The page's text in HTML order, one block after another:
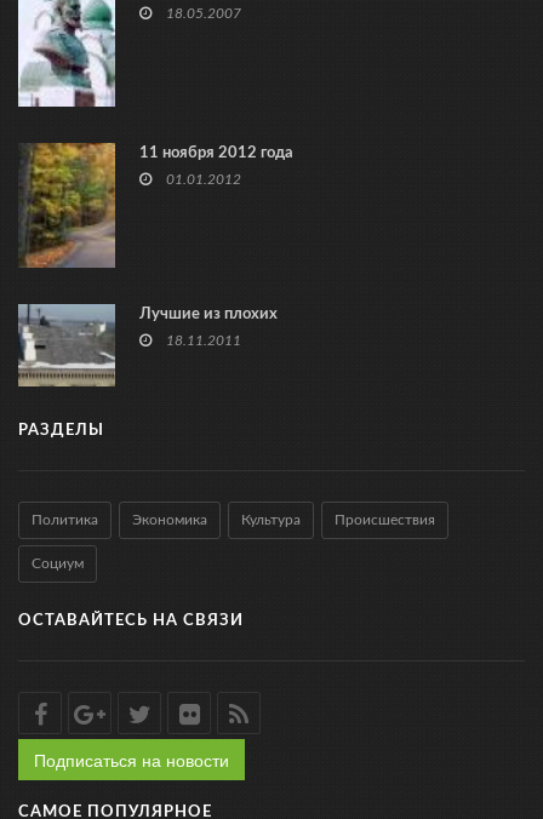
18.05.2007
11 ноября 2012 года
01.01.2012
Лучшие из плохих
18.11.2011
РАЗДЕЛЫ
Политика Экономика Культура Происшествия
Социум
ОСТАВАЙТЕСЬ НА СВЯЗИ
Подписаться на новости
САМОЕ ПОПУЛЯРНОЕ